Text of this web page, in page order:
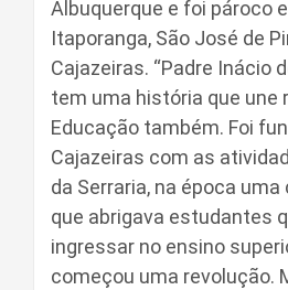
Albuquerque e foi pároco
Itaporanga, São José de
Cajazeiras. “Padre Inácio
tem uma história que une
Educação também. Foi
Cajazeiras com as
da Serraria, na época
que abrigava estudantes
ingressar no ensino
começou uma revolução.